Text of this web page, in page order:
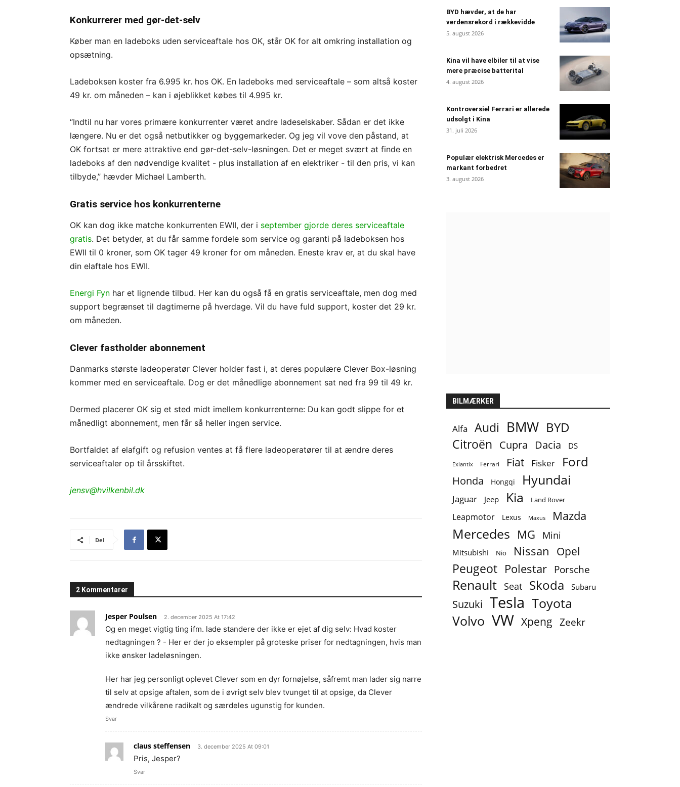
Konkurrerer med gør-det-selv
Køber man en ladeboks uden serviceaftale hos OK, står OK for alt omkring installation og
opsætning.
Ladeboksen koster fra 6.995 kr. hos OK. En ladeboks med serviceaftale – som altså koster
49 kr. om måneden – kan i øjeblikket købes til 4.995 kr.
“Indtil nu har vores primære konkurrenter været andre ladeselskaber. Sådan er det ikke
længere. Nu er det også netbutikker og byggemarkeder. Og jeg vil vove den påstand, at
OK fortsat er mere attraktive end gør-det-selv-løsningen. Det er meget svært at finde en
ladeboks af den nødvendige kvalitet - plus installation af en elektriker - til den pris, vi kan
tilbyde,” hævder Michael Lamberth.
Gratis service hos konkurrenterne
OK kan dog ikke matche konkurrenten EWII, der i september gjorde deres serviceaftale
gratis. Det betyder, at du får samme fordele som service og garanti på ladeboksen hos
EWII til 0 kroner, som OK tager 49 kroner for om måneden. Eneste krav er, at du skal have
din elaftale hos EWII.
Energi Fyn har et lignende tilbud. Her kan du også få en gratis serviceaftale, men dog med
support begrænset til dagtimerne på hverdage. Vil du have fuld support, koster det 29 kr.
om måneden.
Clever fastholder abonnement
Danmarks største ladeoperatør Clever holder fast i, at deres populære Clever Box-løsning
kommer med en serviceaftale. Dog er det månedlige abonnement sat ned fra 99 til 49 kr.
Dermed placerer OK sig et sted midt imellem konkurrenterne: Du kan godt slippe for et
månedligt abonnement, men får så heller ingen service.
Bortfaldet af elafgift og refusion ventes at få flere ladeoperatører til at ændre deres
serviceaftaler op til årsskiftet.
jensv@hvilkenbil.dk
Del
2 Kommentarer
Jesper Poulsen 2. december 2025 At 17:42
Og en meget vigtig ting ifm. lade standere der ikke er ejet af dig selv: Hvad koster
nedtagningen ? - Her er der jo eksempler på groteske priser for nedtagningen, hvis man
ikke ønsker ladeløsningen.
Her har jeg personligt oplevet Clever som en dyr fornøjelse, såfremt man lader sig narre
til selv at opsige aftalen, som de i øvrigt selv blev tvunget til at opsige, da Clever
ændrede vilkårene radikalt og særdeles ugunstig for kunden.
Svar
claus steffensen 3. december 2025 At 09:01
Pris, Jesper?
Svar
BYD hævder, at de har
verdensrekord i rækkevidde
5. august 2026
Kina vil have elbiler til at vise
mere præcise batterital
4. august 2026
Kontroversiel Ferrari er allerede
udsolgt i Kina
31. juli 2026
Populær elektrisk Mercedes er
markant forbedret
3. august 2026
BILMÆRKER
Alfa Audi BMW BYD
Citroën Cupra Dacia DS
Exlantix Ferrari Fiat Fisker Ford
Honda Hongqi Hyundai
Jaguar Jeep Kia Land Rover
Leapmotor Lexus Maxus Mazda
Mercedes MG Mini
Mitsubishi Nio Nissan Opel
Peugeot Polestar Porsche
Renault Seat Skoda Subaru
Suzuki Tesla Toyota
Volvo VW Xpeng Zeekr